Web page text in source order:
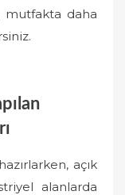
mutfakta daha
açık
alanlarda